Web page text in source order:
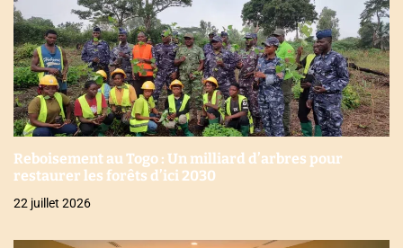
Reboisement au Togo : Un milliard d’arbres pour
restaurer les forêts d’ici 2030
22 juillet 2026